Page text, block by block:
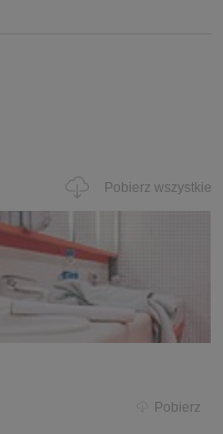
Pobierz wszystkie
Pobierz